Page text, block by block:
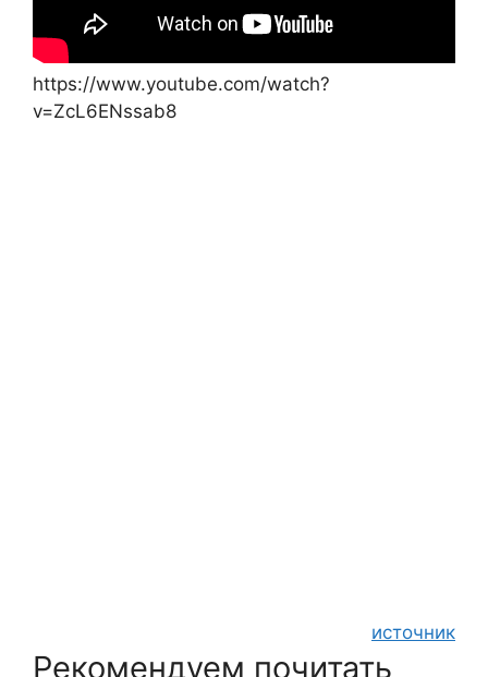
https://www.youtube.com/watch?
v=ZcL6ENssab8
источник
Рекомендуем почитать